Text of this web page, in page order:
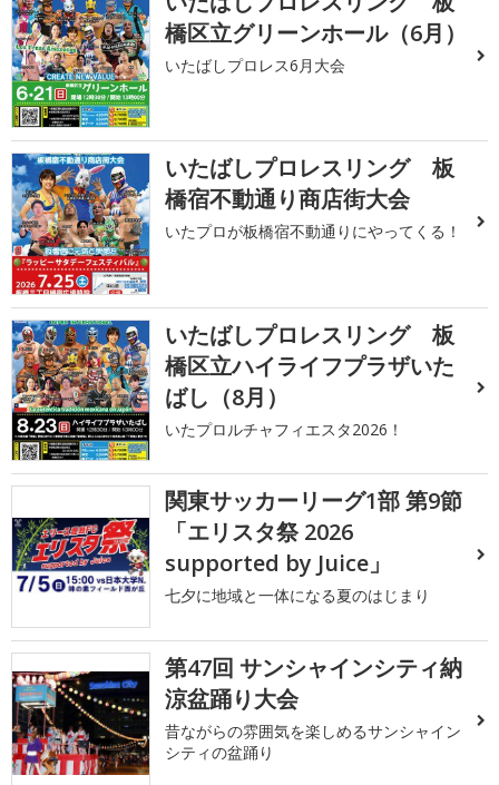
橋区立グリーンホール（6月）
いたばしプロレス6月大会
いたばしプロレスリング 板
橋宿不動通り商店街大会
いたプロが板橋宿不動通りにやってくる！
いたばしプロレスリング 板
橋区立ハイライフプラザいた
ばし（8月）
いたプロルチャフィエスタ2026！
関東サッカーリーグ1部 第9節
「エリスタ祭 2026
supported by Juice」
七夕に地域と一体になる夏のはじまり
第47回 サンシャインシティ納
涼盆踊り大会
昔ながらの雰囲気を楽しめるサンシャイン
シティの盆踊り